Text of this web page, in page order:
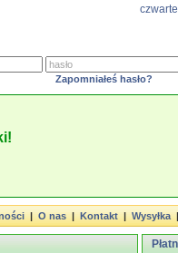
Zapomniałeś hasło?
|O nas|Kontakt|Wysyłka